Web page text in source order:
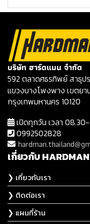
บริษัท ฮาร์ดแมน จำกัด
592 ตลาดศธรทิพย์ สาธุป
แขวงบางโพงพาง เขตยา
กรุงเทพมหานคร 10120
เปิดทุกวัน เวลา
0992502828
เกี่ยวกับ HARDMAN
❯ เกี่ยวกับเรา
❯ ติดต่อเรา
❯ แผนที่ร้าน